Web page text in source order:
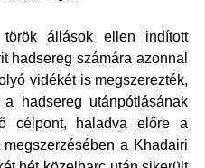
állások ellen indított
hadsereg számára azonnal
vidékét is megszerezték,
hadsereg utánpótlásának
célpont, haladva előre a
a Khadairi